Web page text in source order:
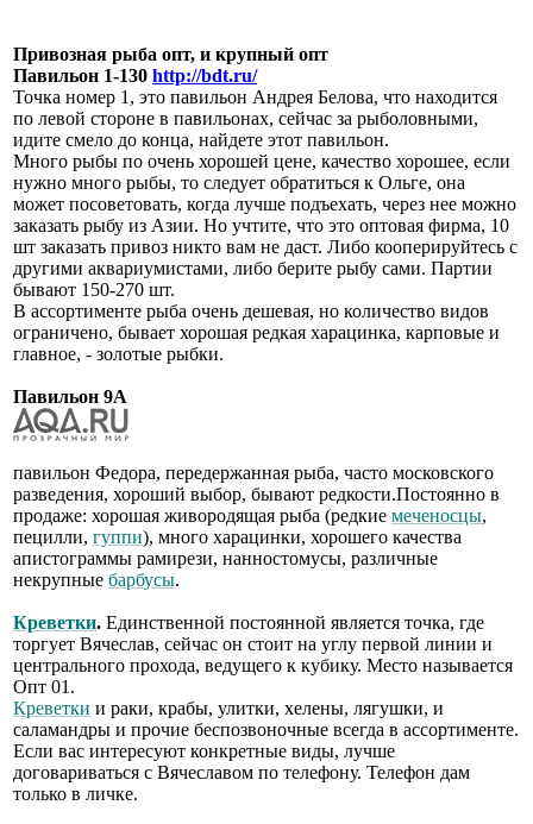
Привозная рыба опт, и крупный опт
Павильон 1-130 http://bdt.ru/
Точка номер 1, это павильон Андрея Белова, что находится
по левой стороне в павильонах, сейчас за рыболовными,
идите смело до конца, найдете этот павильон.
Много рыбы по очень хорошей цене, качество хорошее, если
нужно много рыбы, то следует обратиться к Ольге, она
может посоветовать, когда лучше подъехать, через нее можно
заказать рыбу из Азии. Но учтите, что это оптовая фирма, 10
шт заказать привоз никто вам не даст. Либо кооперируйтесь с
другими аквариумистами, либо берите рыбу сами. Партии
бывают 150-270 шт.
В ассортименте рыба очень дешевая, но количество видов
ограничено, бывает хорошая редкая харацинка, карповые и
главное, - золотые рыбки.
Павильон 9А
павильон Федора, передержанная рыба, часто московского
разведения, хороший выбор, бывают редкости.Постоянно в
продаже: хорошая живородящая рыба (редкие меченосцы,
пецилли, гуппи), много харацинки, хорошего качества
апистограммы рамирези, нанностомусы, различные
некрупные барбусы.
Креветки. Единственной постоянной является точка, где
торгует Вячеслав, сейчас он стоит на углу первой линии и
центрального прохода, ведущего к кубику. Место называется
Опт 01.
Креветки и раки, крабы, улитки, хелены, лягушки, и
саламандры и прочие беспозвоночные всегда в ассортименте.
Если вас интересуют конкретные виды, лучше
договариваться с Вячеславом по телефону. Телефон дам
только в личке.